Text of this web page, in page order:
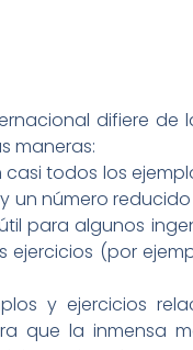
difiere de
maneras:
todos los
un número
para algunos
ejercicios (por
y ejercicios
que la inmensa